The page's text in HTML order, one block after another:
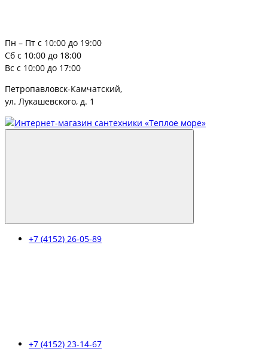
Пн – Пт с 10:00 до 19:00
Сб с 10:00 до 18:00
Вс с 10:00 до 17:00
Петропавловск-Камчатский,
ул. Лукашевского, д. 1
+7 (4152) 26-05-89
+7 (4152) 23-14-67